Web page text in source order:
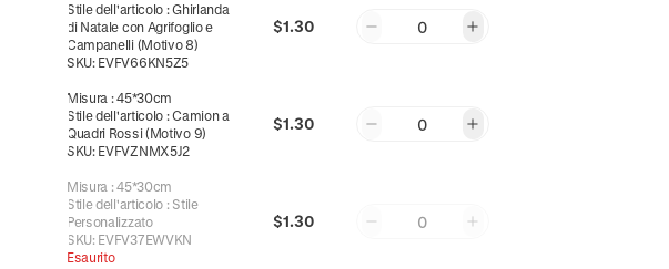
Stile dell'articolo :Ghirlanda
di Natale con Agrifoglio e
Campanelli (Motivo 8)
SKU: EVFV66KN5Z5
$1.30 0
Misura :45*30cm
Stile dell'articolo :Camion a
Quadri Rossi (Motivo 9)
SKU: EVFVZNMX5J2
$1.30 0
Misura :45*30cm
Stile dell'articolo : Stile
Personalizzato
SKU: EVFV37EWVKN
Esaurito
$1.30 0